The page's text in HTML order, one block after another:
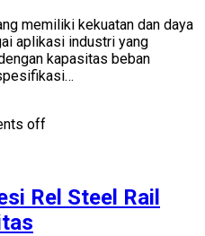
memiliki kekuatan dan daya
aplikasi industri yang
kapasitas beban
off
Rel Steel Rail